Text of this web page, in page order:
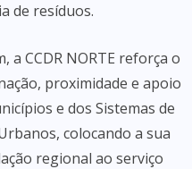
de resíduos.
a CCDR NORTE reforça o
proximidade e apoio
e dos Sistemas de
colocando a sua
regional ao serviço